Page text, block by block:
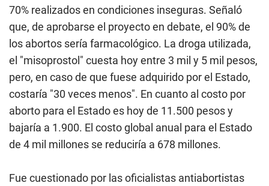
70% realizados en condiciones inseguras. Señaló
que, de aprobarse el proyecto en debate, el 90% de
los abortos sería farmacológico. La droga utilizada,
el "misoprostol" cuesta hoy entre 3 mil y 5 mil pesos,
pero, en caso de que fuese adquirido por el Estado,
costaría "30 veces menos". En cuanto al costo por
aborto para el Estado es hoy de 11.500 pesos y
bajaría a 1.900. El costo global anual para el Estado
de 4 mil millones se reduciría a 678 millones.­
Fue cuestionado por las oficialistas antiabortistas